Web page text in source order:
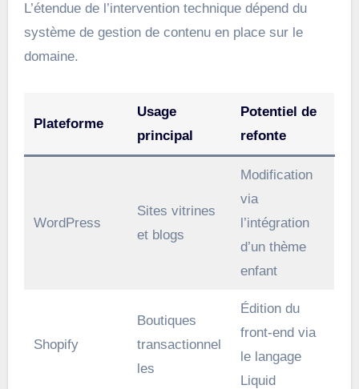
L’étendue de l’intervention technique dépend du
système de gestion de contenu en place sur le
domaine.
Plateforme
Usage
principal
Potentiel de
refonte
WordPress
Sites vitrines
et blogs
Modification
via
l’intégration
d’un thème
enfant
Shopify
Boutiques
transactionnel
les
Édition du
front-end via
le langage
Liquid